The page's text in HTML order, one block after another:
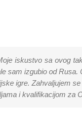
iskustvo sa ovog
sam izgubio od
igre. Zahvaljujem
i kvalifikacijom za